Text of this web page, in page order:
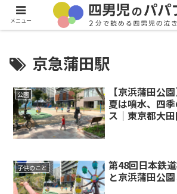
京急蒲田駅
公園
【京浜蒲田公
夏は噴水、四
ス｜東京都大
子供のこと
第48回日本鉄
と京浜蒲田公
メニュー